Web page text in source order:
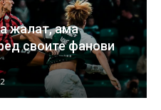
жалат, ама
своите фанови